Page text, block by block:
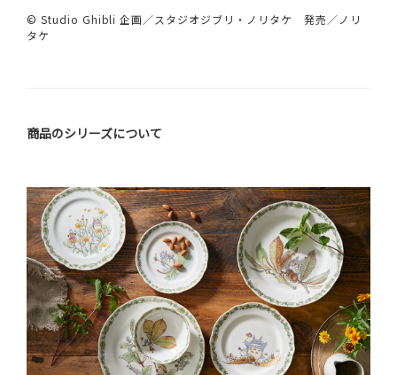
© Studio Ghibli 企画／スタジオジブリ・ノリタケ 発売／ノリ
タケ
商品のシリーズについて